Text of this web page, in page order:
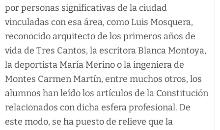
por personas significativas de la ciudad
vinculadas con esa área, como Luis Mosquera,
reconocido arquitecto de los primeros años de
vida de Tres Cantos, la escritora Blanca Montoya,
la deportista María Merino o la ingeniera de
Montes Carmen Martín, entre muchos otros, los
alumnos han leído los artículos de la Constitución
relacionados con dicha esfera profesional. De
este modo, se ha puesto de relieve que la